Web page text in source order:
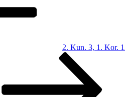
2. Kun. 3, 1. Kor.